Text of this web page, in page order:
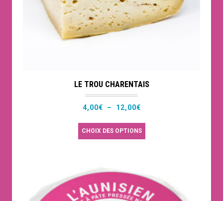
LE TROU CHARENTAIS
4,00€ – 12,00€Plage
de
prix :
12,00€
CHOIX DES OPTIONS
produit
variations.
Les